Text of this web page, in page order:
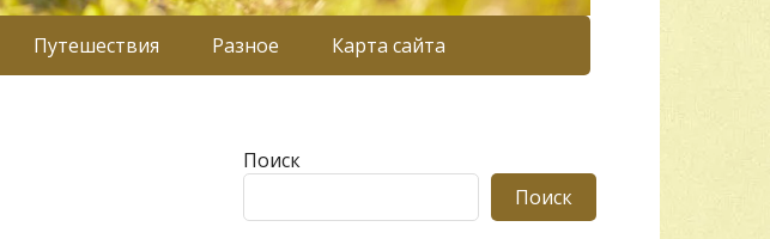
Путешествия Разное Карта сайта
Поиск
Поиск